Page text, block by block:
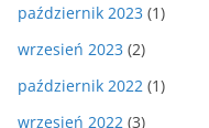
październik 2023 (1)
wrzesień 2023 (2)
październik 2022 (1)
wrzesień 2022 (3)